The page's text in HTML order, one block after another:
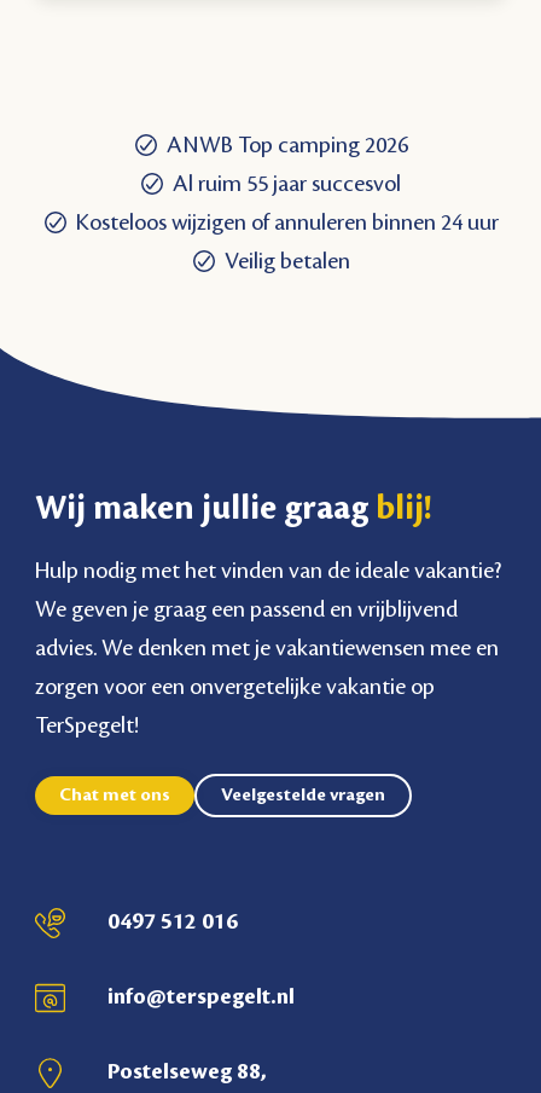
ANWB Top camping 2026
Al ruim 55 jaar succesvol
Kosteloos wijzigen of annuleren binnen 24 uur
Veilig betalen
Wij maken jullie graag blij!
Hulp nodig met het vinden van de ideale vakantie?
We geven je graag een passend en vrijblijvend
advies. We denken met je vakantiewensen mee en
zorgen voor een onvergetelijke vakantie op
TerSpegelt!
Chat met ons Veelgestelde vragen
0497 512 016
info@terspegelt.nl
Postelseweg 88,